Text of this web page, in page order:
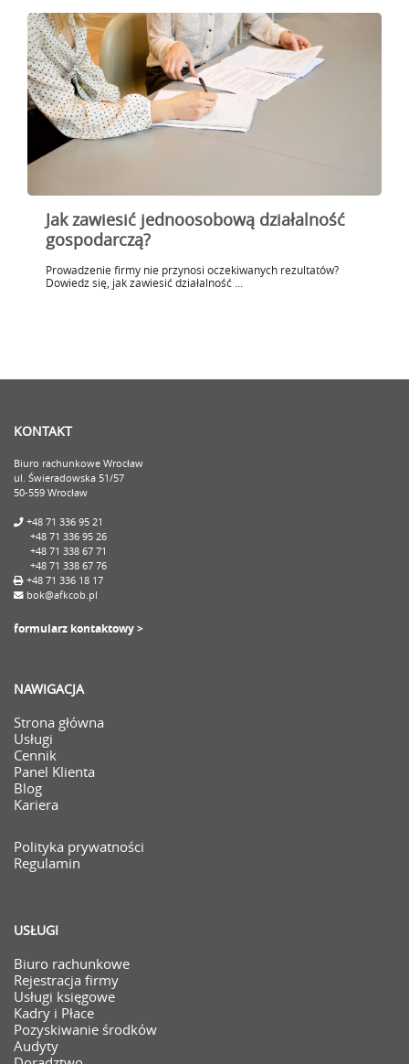
Jak zawiesić jednoosobową działalność
gospodarczą?
Prowadzenie firmy nie przynosi oczekiwanych rezultatów?
Dowiedz się, jak zawiesić działalność ...
KONTAKT
Biuro rachunkowe Wrocław
ul. Świeradowska 51/57
50-559 Wrocław
+48 71 336 95 21
+48 71 336 95 26
+48 71 338 67 71
+48 71 338 67 76
+48 71 336 18 17
bok@afkcob.pl
formularz kontaktowy >
NAWIGACJA
Strona główna
Usługi
Cennik
Panel Klienta
Blog
Kariera
Polityka prywatności
Regulamin
USŁUGI
Biuro rachunkowe
Rejestracja firmy
Usługi księgowe
Kadry i Płace
Pozyskiwanie środków
Audyty